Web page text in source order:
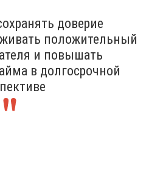
доверие
положительный
и повышать
в долгосрочной